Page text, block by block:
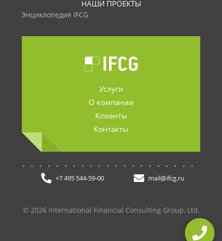
НАШИ ПРОЕКТЫ
Энциклопедия IFCG
Услуги
О компании
Клиенты
Контакты
+7 495 544-59-00 mail@ifcg.ru
© 2026 International Financial Consulting Group, Ltd.